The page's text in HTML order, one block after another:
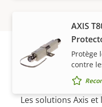
AXIS
Protège
contre
Les solutions Axis